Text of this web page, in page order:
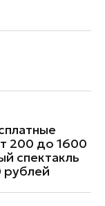
200 до 1600
спектакль
рублей